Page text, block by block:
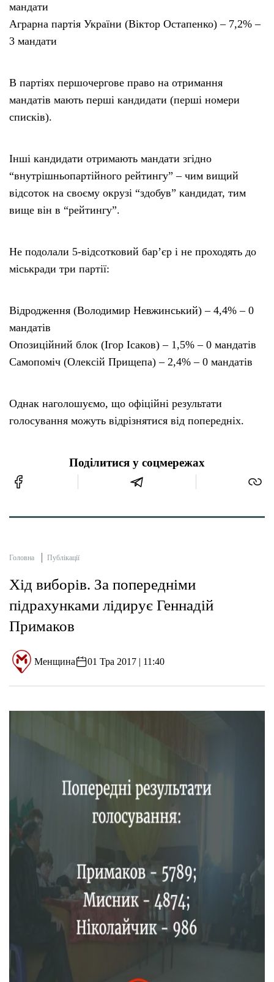
мандати
Аграрна партія України (Віктор Остапенко) – 7,2% –
3 мандати
В партіях першочергове право на отримання
мандатів мають перші кандидати (перші номери
списків).
Інші кандидати отримають мандати згідно
“внутрішньопартійного рейтингу” – чим вищий
відсоток на своєму окрузі “здобув” кандидат, тим
вище він в “рейтингу”.
Не подолали 5-відсотковий бар’єр і не проходять до
міськради три партії:
Відродження (Володимир Невжинський) – 4,4% – 0
мандатів
Опозиційний блок (Ігор Ісаков) – 1,5% – 0 мандатів
Самопоміч (Олексій Прищепа) – 2,4% – 0 мандатів
Однак наголошуємо, що офіційні результати
голосування можуть відрізнятися від попередніх.
Поділитися у соцмережах
Головна Публікації
Хід виборів. За попередніми
підрахунками лідирує Геннадій
Примаков
Менщина 01 Тра 2017 | 11:40